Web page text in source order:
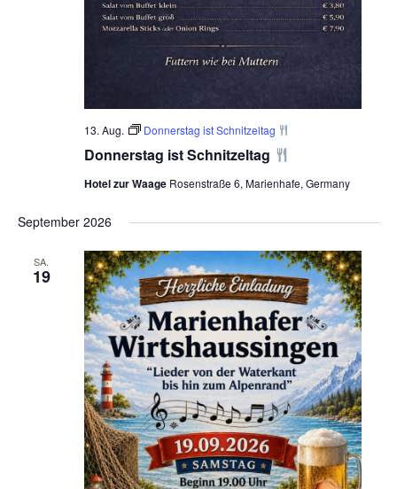
Donnerstag ist Schnitzeltag
13. Aug. Donnerstag ist Schnitzeltag
Hotel zur Waage Rosenstraße 6, Marienhafe, Germany
September 2026
SA.
19